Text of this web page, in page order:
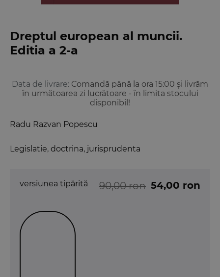
Dreptul european al muncii.
Editia a 2-a
Legislatie, doctrina, jurisprudenta
Radu Razvan Popescu
Data de livrare: Comandă până la ora 15:00 și livrăm
în următoarea zi lucrătoare - în limita stocului
disponibil!
versiunea tipărită 90,00 ron 54,00 ron